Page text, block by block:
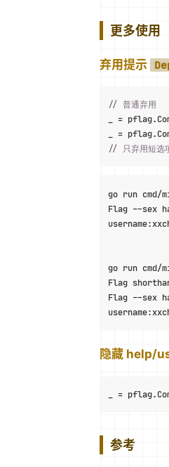
更多使用
弃用提示
// 普通弃用
_ =
_ =
// 只弃用短选
go run cmd/
Flag --sex
go run cmd/
Flag
Flag --sex
隐藏 help/
_ =
参考